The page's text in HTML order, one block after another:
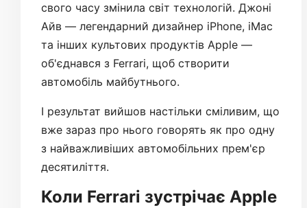
свого часу змінила світ технологій. Джоні
Айв — легендарний дизайнер iPhone, iMac
та інших культових продуктів Apple —
об'єднався з Ferrari, щоб створити
автомобіль майбутнього.
І результат вийшов настільки сміливим, що
вже зараз про нього говорять як про одну
з найважливіших автомобільних прем'єр
десятиліття.
Коли Ferrari зустрічає Apple